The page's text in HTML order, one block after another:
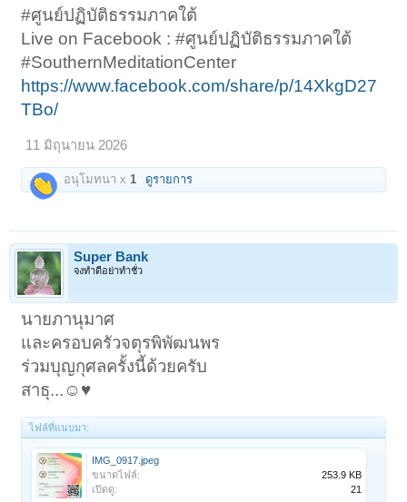
#ศูนย์ปฏิบัติธรรมภาคใต้
Live on Facebook : #ศูนย์ปฏิบัติธรรมภาคใต้
#SouthernMeditationCenter
https://www.facebook.com/share/p/14XkgD27
TBo/
11 มิถุนายน 2026
อนุโมทนา x 1 ดูรายการ
Super Bank
จงทำดีอย่าทำชั่ว
นายภานุมาศ
และครอบครัวจตุรพิพัฒนพร
ร่วมบุญกุศลครั้งนี้ด้วยครับ
สาธุ...☺️♥️
ไฟล์ที่แนบมา:
IMG_0917.jpeg
ขนาดไฟล์:
253.9 KB
เปิดดู:
21